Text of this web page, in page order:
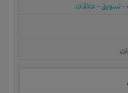
- تسويق - علاقات